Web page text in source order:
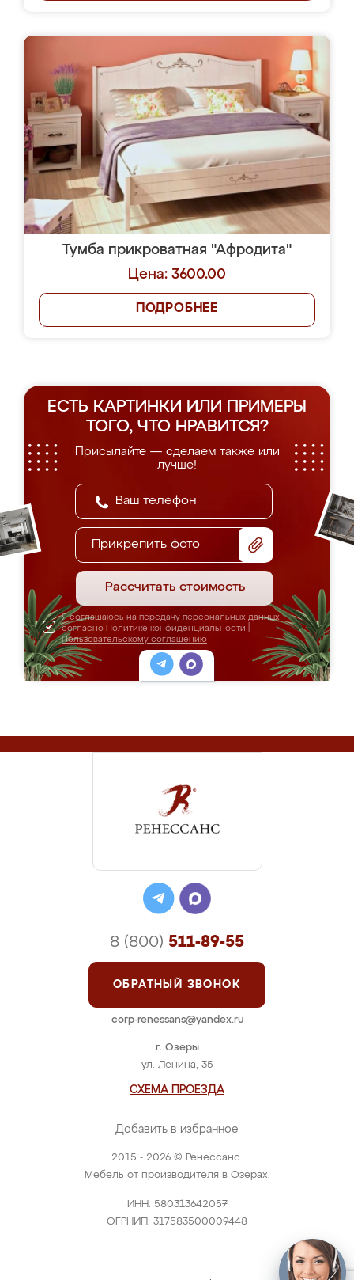
Тумба прикроватная "Афродита"
Цена: 3600.00
ПОДРОБНЕЕ
ЕСТЬ КАРТИНКИ ИЛИ ПРИМЕРЫ
ТОГО, ЧТО НРАВИТСЯ?
Присылайте — сделаем также или
лучше!
Прикрепить фото
Рассчитать стоимость
Я соглашаюсь на передачу персональных данных
согласно Политике конфиденциальности
Пользовательскому соглашению
2015 - 2026 © Ренессанс.
Мебель от производителя в Озерах.
ИНН: 580313642057
ОГРНИП: 317583500009448
г. Озеры
ул. Ленина, 35
СХЕМА ПРОЕЗДА
Добавить в избранное
8 (800) 511-89-55
ОБРАТНЫЙ ЗВОНОК
corp-renessans@yandex.ru